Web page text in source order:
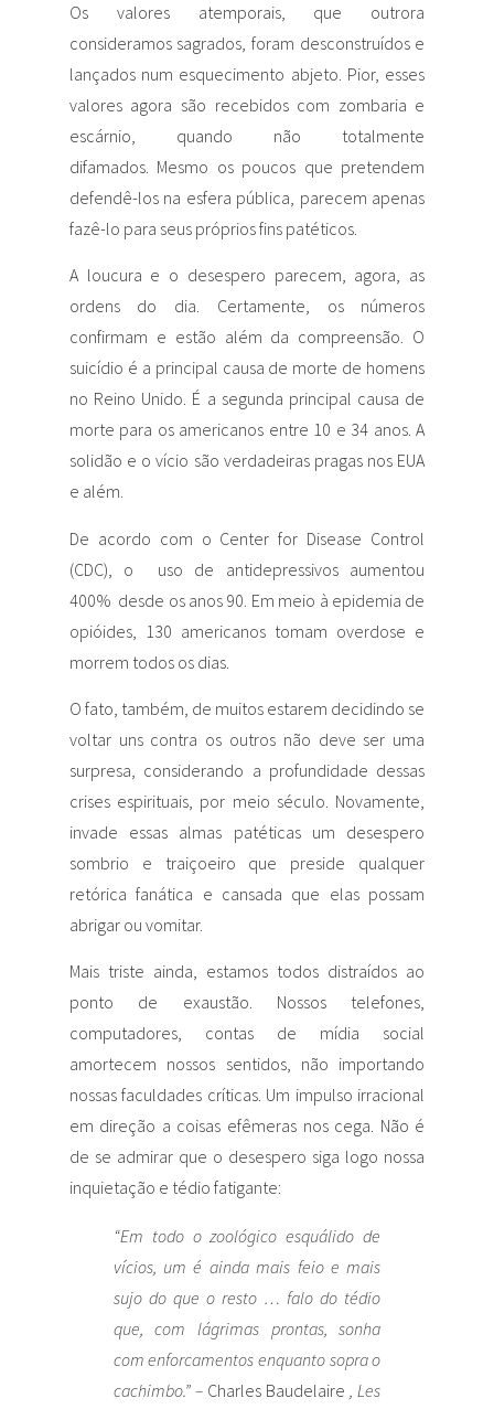
Os valores atemporais, que outrora
consideramos sagrados, foram desconstruídos e
lançados num esquecimento abjeto. Pior, esses
valores agora são recebidos com zombaria e
escárnio, quando não totalmente
difamados. Mesmo os poucos que pretendem
defendê-los na esfera pública, parecem apenas
fazê-lo para seus próprios fins patéticos.
A loucura e o desespero parecem, agora, as
ordens do dia. Certamente, os números
confirmam e estão além da compreensão. O
suicídio é a principal causa de morte de homens
no Reino Unido. É a segunda principal causa de
morte para os americanos entre 10 e 34 anos. A
solidão e o vício são verdadeiras pragas nos EUA
e além.
De acordo com o Center for Disease Control
(CDC), o uso de antidepressivos aumentou
400% desde os anos 90. Em meio à epidemia de
opióides, 130 americanos tomam overdose e
morrem todos os dias.
O fato, também, de muitos estarem decidindo se
voltar uns contra os outros não deve ser uma
surpresa, considerando a profundidade dessas
crises espirituais, por meio século. Novamente,
invade essas almas patéticas um desespero
sombrio e traiçoeiro que preside qualquer
retórica fanática e cansada que elas possam
abrigar ou vomitar.
Mais triste ainda, estamos todos distraídos ao
ponto de exaustão. Nossos telefones,
computadores, contas de mídia social
amortecem nossos sentidos, não importando
nossas faculdades críticas. Um impulso irracional
em direção a coisas efêmeras nos cega. Não é
de se admirar que o desespero siga logo nossa
inquietação e tédio fatigante:
“Em todo o zoológico esquálido de
vícios, um é ainda mais feio e mais
sujo do que o resto … falo do tédio
que, com lágrimas prontas, sonha
com enforcamentos enquanto sopra o
cachimbo.” –Charles Baudelaire, Les